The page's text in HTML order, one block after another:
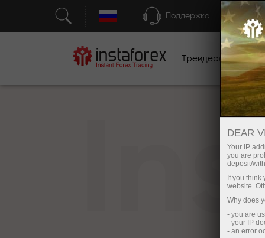
Поддержка
Трейдерам
DEAR
Your IP
you are
deposit/
If you
website.
Why does
- you are
- your IP
- an error